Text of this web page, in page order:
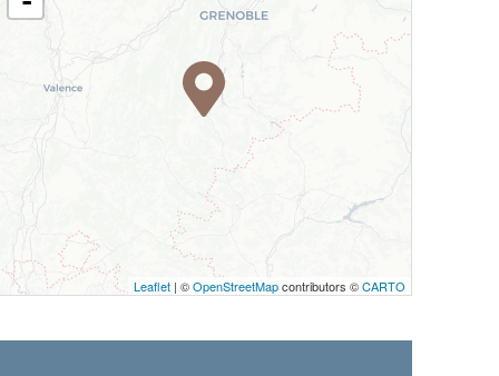
Leaflet | ©OpenStreetMapcontributors ©CARTO